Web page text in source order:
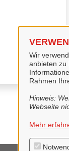
Wir
anbieten zu
Rahmen
Hinweis:
Webseite
Mehr